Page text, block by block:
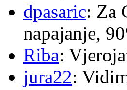
dpasaric: Za
napajanje,
Riba:
jura22: